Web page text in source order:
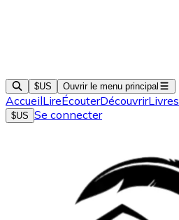
$US Ouvrir le menu principal
AccueilLireÉcouterDécouvrirLivres
$US Se connecter